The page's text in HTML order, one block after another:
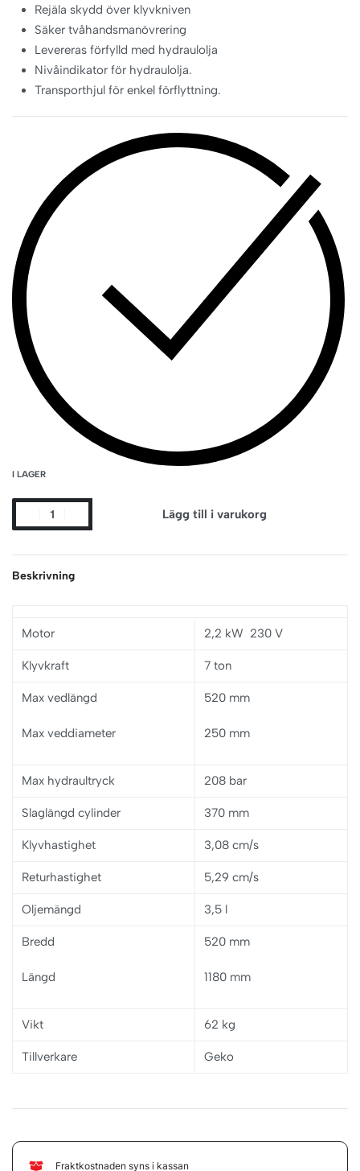
Rejäla skydd över klyvkniven
Säker tvåhandsmanövrering
Levereras förfylld med hydraulolja
Nivåindikator för hydraulolja.
Transporthjul för enkel förflyttning.
I LAGER
Lägg till i varukorg
Beskrivning
Motor 2,2 kW 230 V
Klyvkraft 7 ton
Max vedlängd
Max veddiameter
520 mm
250 mm
Max hydraultryck 208 bar
Slaglängd cylinder 370 mm
Klyvhastighet 3,08 cm/s
Returhastighet 5,29 cm/s
Oljemängd 3,5 l
Bredd
Längd
520 mm
1180 mm
Vikt 62 kg
Tillverkare Geko
Fraktkostnaden syns i kassan